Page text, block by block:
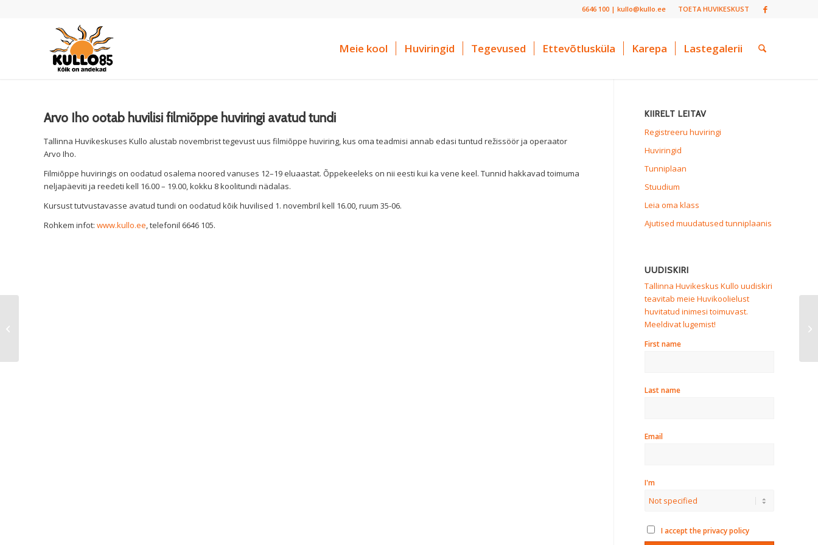
TOETA HUVIKESKUST
6646 100 | kullo@kullo.ee
Meie kool Huviringid Tegevused Ettevõtlusküla Karepa Lastegalerii
Arvo Iho ootab huvilisi filmiõppe huviringi avatud tundi
Tallinna Huvikeskuses Kullo alustab novembrist tegevust uus filmiõppe huviring, kus oma teadmisi annab edasi tuntud režissöör ja operaator
Arvo Iho.
Filmiõppe huviringis on oodatud osalema noored vanuses 12–19 eluaastat. Õppekeeleks on nii eesti kui ka vene keel. Tunnid hakkavad toimuma
neljapäeviti ja reedeti kell 16.00 – 19.00, kokku 8 koolitundi nädalas.
Kursust tutvustavasse avatud tundi on oodatud kõik huvilised 1. novembril kell 16.00, ruum 35-06.
Rohkem infot: www.kullo.ee, telefonil 6646 105.
KIIRELT LEITAV
Registreeru huviringi
Huviringid
Tunniplaan
Stuudium
Leia oma klass
Ajutised muudatused tunniplaanis
UUDISKIRI
Tallinna Huvikeskus Kullo uudiskiri
teavitab meie Huvikoolielust
huvitatud inimesi toimuvast.
Meeldivat lugemist!
First name
Last name
Email
I'm
I accept the privacy policy